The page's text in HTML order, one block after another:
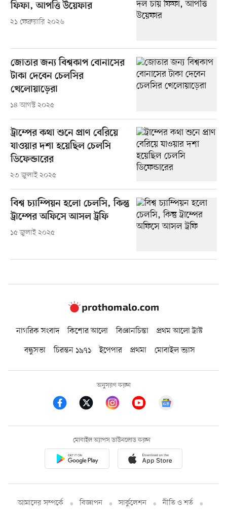
ফিফা, আপত্তি উয়েফার
২১ ফেব্রুয়ারি ২০২৬
জোতার জন্য বিশ্বকাপ বোনাসের
টাকা দেবেন চেলসির
খেলোয়াড়েরা
১৪ আগস্ট ২০২৫
ট্রাম্পের কথা শুনে প্রাণ বেরিয়ে
যাওয়ার দশা হয়েছিল চেলসি
ডিফেন্ডারের
২৩ জুলাই ২০২৫
বিশ্ব চ্যাম্পিয়ন হলো চেলসি, কিন্তু
ট্রাম্পের অফিসে আসল ট্রফি
১৫ জুলাই ২০২৫
নাগরিক সংবাদ কিশোর আলো বিজ্ঞানচিন্তা
প্রথম আলো ট্রাস্ট
বন্ধুসভা
চিরন্তন ১৯৭১ ইপেপার প্রথমা মোবাইল ভ্যাস
অনুসরণ করুন
মোবাইল অ্যাপস ডাউনলোড করুন
আমাদের সম্পর্কে বিজ্ঞাপন সার্কুলেশন নীতি ও শর্ত